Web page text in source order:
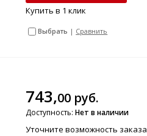
Купить в 1 клик
Выбрать | Сравнить
743,00 руб.
Доступность:Нет в наличии
Уточните возможность заказа